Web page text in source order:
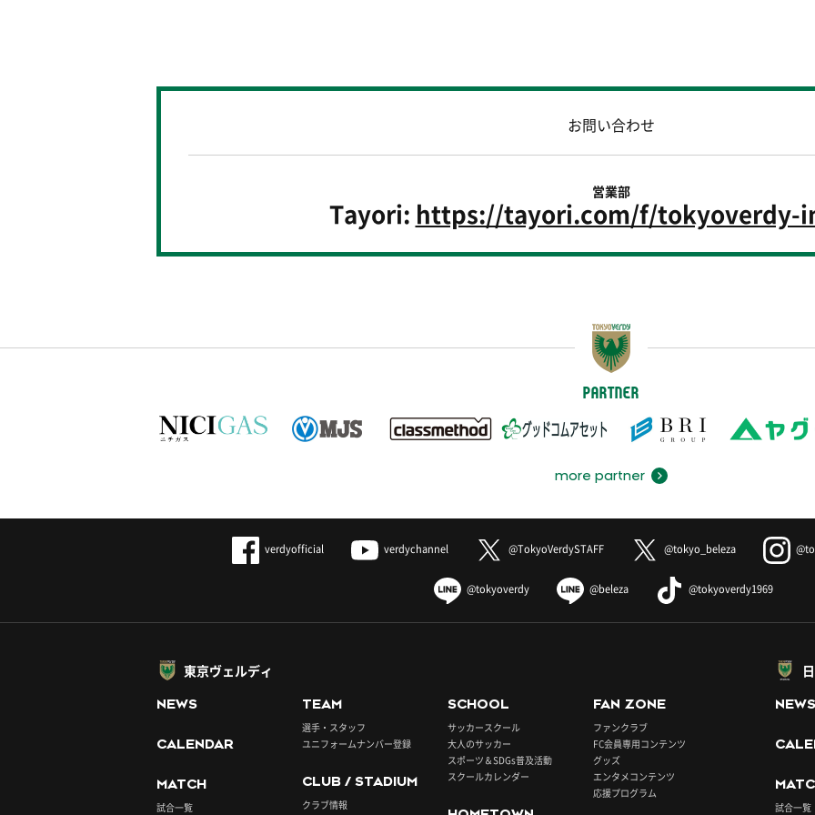
お問い合わせ
営業部
Tayori: https://tayori.com/f/tokyoverdy-
PARTNER
more partner
verdyofficial verdychannel @TokyoVerdySTAFF @tokyo_beleza
@tokyoverdy @beleza @tokyoverdy1969
東京ヴェルディ
NEWS
CALENDAR
MATCH
試合一覧
TEAM
選手・スタッフ
ユニフォームナンバー登録
CLUB / STADIUM
クラブ情報
SCHOOL
サッカースクール
大人のサッカー
スポーツ＆SDGs普及活動
スクールカレンダー
FAN ZONE
ファンクラブ
FC会員専用コンテンツ
グッズ
エンタメコンテンツ
応援プログラム
NEWS
試合一覧